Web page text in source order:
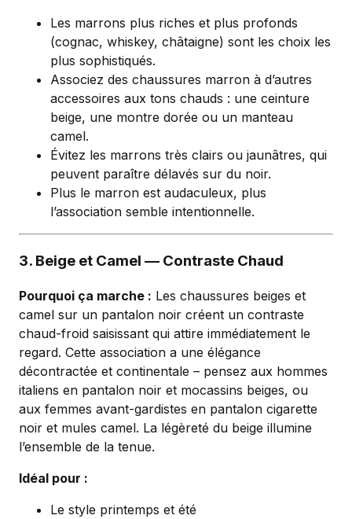
Les marrons plus riches et plus profonds
(cognac, whiskey, châtaigne) sont les choix les
plus sophistiqués.
Associez des chaussures marron à d’autres
accessoires aux tons chauds : une ceinture
beige, une montre dorée ou un manteau
camel.
Évitez les marrons très clairs ou jaunâtres, qui
peuvent paraître délavés sur du noir.
Plus le marron est audaculeux, plus
l’association semble intentionnelle.
3. Beige et Camel — Contraste Chaud
Pourquoi ça marche : Les chaussures beiges et
camel sur un pantalon noir créent un contraste
chaud-froid saisissant qui attire immédiatement le
regard. Cette association a une élégance
décontractée et continentale – pensez aux hommes
italiens en pantalon noir et mocassins beiges, ou
aux femmes avant-gardistes en pantalon cigarette
noir et mules camel. La légèreté du beige illumine
l’ensemble de la tenue.
Idéal pour :
Le style printemps et été